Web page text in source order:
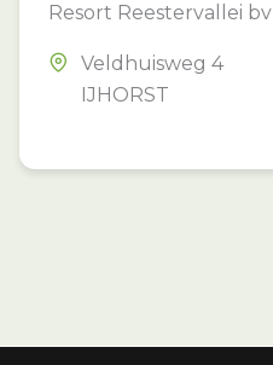
Resort Reestervallei bv
Veldhuisweg 4
IJHORST